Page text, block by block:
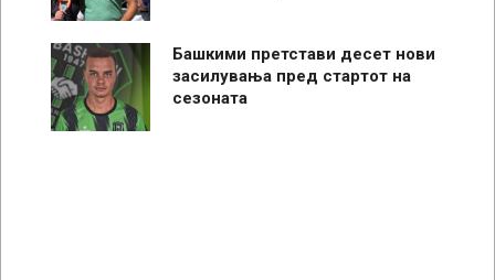
Башкими претстави десет нови
засилувања пред стартот на
сезоната